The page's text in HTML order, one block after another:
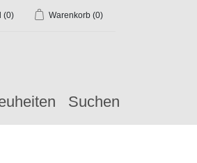
(0) Warenkorb (0)
Suchen